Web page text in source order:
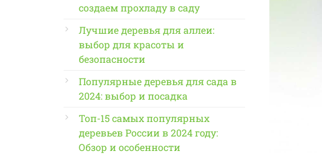
создаем прохладу в саду
Лучшие деревья для аллеи:
выбор для красоты и
безопасности
Популярные деревья для сада в
2024: выбор и посадка
Топ-15 самых популярных
деревьев России в 2024 году:
Обзор и особенности